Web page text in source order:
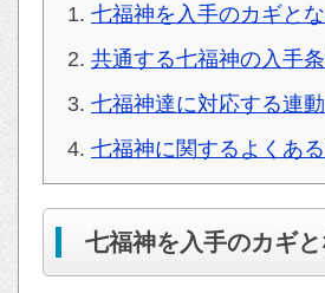
七福神を入手のカギと
共通する七福神の入手
七福神達に対応する連
七福神に関するよくあ
七福神を入手のカギ